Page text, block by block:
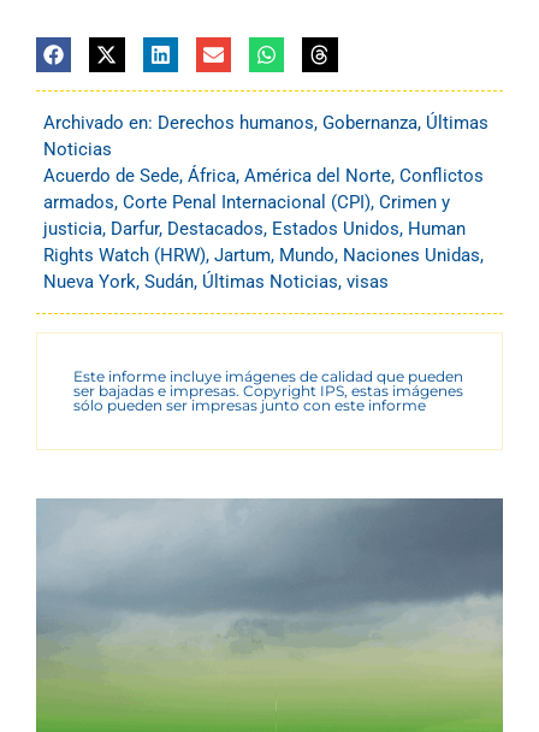
Archivado en: Derechos humanos, Gobernanza, Últimas
Noticias
Acuerdo de Sede, África, América del Norte, Conflictos
armados, Corte Penal Internacional (CPI), Crimen y
justicia, Darfur, Destacados, Estados Unidos, Human
Rights Watch (HRW), Jartum, Mundo, Naciones Unidas,
Nueva York, Sudán, Últimas Noticias, visas
Este informe incluye imágenes de calidad que pueden
ser bajadas e impresas. Copyright IPS, estas imágenes
sólo pueden ser impresas junto con este informe